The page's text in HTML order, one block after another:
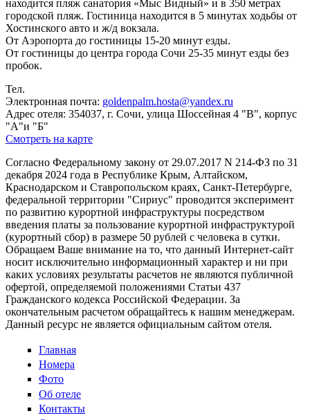
находится пляж санатория «Мыс Видный» и в 350 метрах
городской пляж. Гостиница находится в 5 минутах ходьбы от
Хостинского авто и ж/д вокзала.
От Аэропорта до гостиницы 15-20 минут езды.
От гостиницы до центра города Сочи 25-35 минут езды без
пробок.
Тел.
Электронная почта: goldenpalm.hosta@yandex.ru
Адрес отеля: 354037, г. Сочи, улица Шоссейная 4 "В", корпус
"А"и "Б"
Смотреть на карте
Согласно Федеральному закону от 29.07.2017 N 214-ФЗ по 31
декабря 2024 года в Республике Крым, Алтайском,
Краснодарском и Ставропольском краях, Санкт-Петербурге,
федеральной территории "Сириус" проводится эксперимент
по развитию курортной инфраструктуры посредством
введения платы за пользование курортной инфраструктурой
(курортный сбор) в размере 50 рублей с человека в сутки.
Обращаем Ваше внимание на то, что данный Интернет-сайт
носит исключительно информационный характер и ни при
каких условиях результаты расчетов не являются публичной
офертой, определяемой положениями Статьи 437
Гражданского кодекса Российской Федерации. За
окончательным расчетом обращайтесь к нашим менеджерам.
Данный ресурс не является официальным сайтом отеля.
Главная
Номера
Фото
Об отеле
Контакты